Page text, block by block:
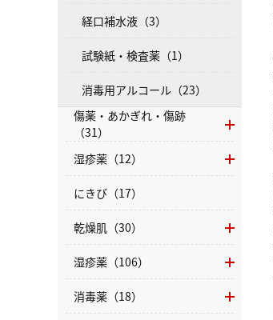
経口補水液（3）
試験紙・検査薬（1）
消毒用アルコール（23）
傷薬・あかぎれ・傷跡
（31）
湿疹薬（12）
にきび（17）
乾燥肌（30）
湿疹薬（106）
消毒薬（18）